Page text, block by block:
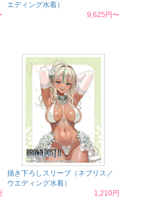
エディング水着）
9,625円〜
描き下ろしスリーブ（ネブリス／
ウエディング水着）
1,210円